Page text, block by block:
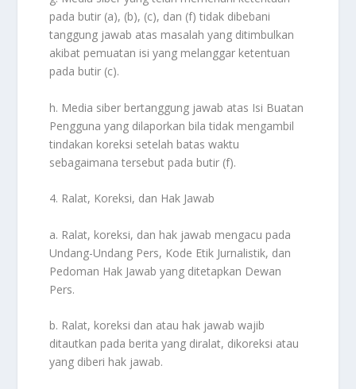
pada butir (a), (b), (c), dan (f) tidak dibebani
tanggung jawab atas masalah yang ditimbulkan
akibat pemuatan isi yang melanggar ketentuan
pada butir (c).
h. Media siber bertanggung jawab atas Isi Buatan
Pengguna yang dilaporkan bila tidak mengambil
tindakan koreksi setelah batas waktu
sebagaimana tersebut pada butir (f).
4. Ralat, Koreksi, dan Hak Jawab
a. Ralat, koreksi, dan hak jawab mengacu pada
Undang-Undang Pers, Kode Etik Jurnalistik, dan
Pedoman Hak Jawab yang ditetapkan Dewan
Pers.
b. Ralat, koreksi dan atau hak jawab wajib
ditautkan pada berita yang diralat, dikoreksi atau
yang diberi hak jawab.